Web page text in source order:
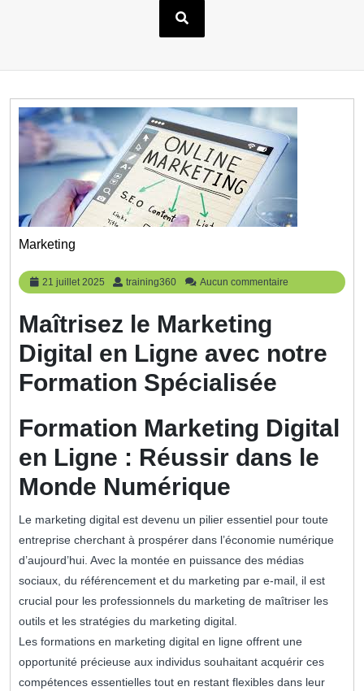
Marketing
21 juillet 2025
21
juillet
training360 training360
Aucun commentaire
Maîtrisez le Marketing
Digital en Ligne avec notre
Formation Spécialisée
Formation Marketing Digital
en Ligne : Réussir dans le
Monde Numérique
Le marketing digital est devenu un pilier essentiel pour toute
entreprise cherchant à prospérer dans l’économie numérique
d’aujourd’hui. Avec la montée en puissance des médias
sociaux, du référencement et du marketing par e-mail, il est
crucial pour les professionnels du marketing de maîtriser les
outils et les stratégies du marketing digital.
Les formations en marketing digital en ligne offrent une
opportunité précieuse aux individus souhaitant acquérir ces
compétences essentielles tout en restant flexibles dans leur